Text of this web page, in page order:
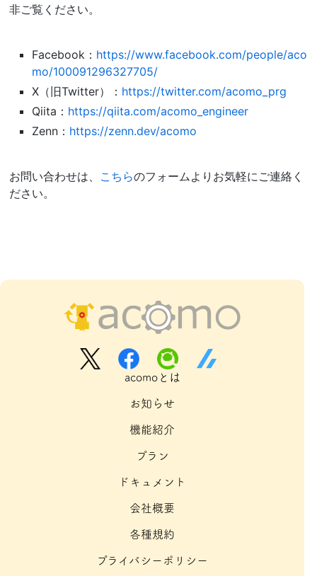
非ご覧ください。
Facebook： https://www.facebook.com/people/aco
mo/100091296327705/
X（旧Twitter）： https://twitter.com/acomo_prg
Qiita： https://qiita.com/acomo_engineer
Zenn： https://zenn.dev/acomo
お問い合わせは、 こちらのフォームよりお気軽にご連絡く
ださい。
acomoとは
お知らせ
機能紹介
プラン
ドキュメント
会社概要
各種規約
プライバシーポリシー